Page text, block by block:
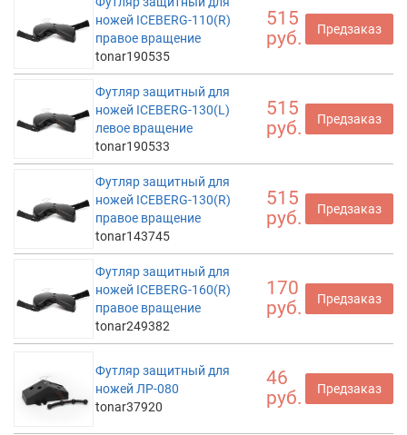
ножей ICEBERG-110(R)
правое вращение
tonar190535
515
руб.
Предзаказ
Футляр защитный для
ножей ICEBERG-130(L)
левое вращение
tonar190533
515
руб.
Предзаказ
Футляр защитный для
ножей ICEBERG-130(R)
правое вращение
tonar143745
515
руб.
Предзаказ
Футляр защитный для
ножей ICEBERG-160(R)
правое вращение
tonar249382
170
руб.
Предзаказ
Футляр защитный для
ножей ЛР-080
tonar37920
46
руб.
Предзаказ